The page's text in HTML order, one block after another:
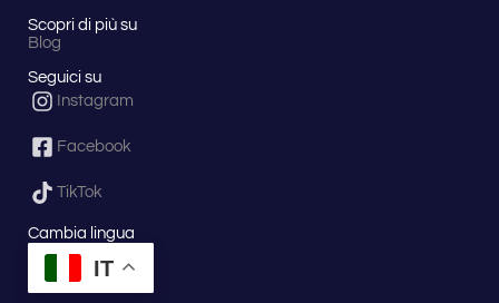
2 ore,
particolari
difficoltà,
un'esperienza
nella
senza
richiedere
un’abilità
Scopri di più su
Blog
Seguici su
Instagram
Facebook
TikTok
Cambia lingua
IT